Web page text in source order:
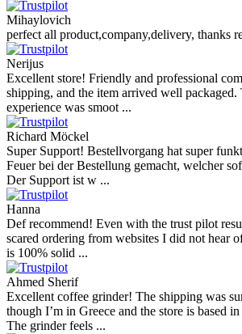
Mihaylovich
perfect all product,company,delivery, thanks
Nerijus
Excellent store! Friendly and professional
shipping, and the item arrived well
experience was smoot ...
Richard Möckel
Super Support! Bestellvorgang hat super
Feuer bei der Bestellung gemacht, welcher
Der Support ist w ...
Hanna
Def recommend! Even with the trust pilot
scared ordering from websites I did not hear
is 100% solid ...
Ahmed Sherif
Excellent coffee grinder! The shipping was
though I’m in Greece and the store is based
The grinder feels ...